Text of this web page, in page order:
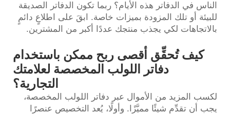
الناس في الدفاتر هذه الأيام؟ ربما تكون الدفاتر الصديقة
للبيئة أو تلك المزودة بميزات خاصة. ابقَ على اطلاعٍ دائمٍ
بالاتجاهات لكي يجذب منتجك عددًا أكبر من المشترين.
كيف تُحقِّق أقصى ربح ممكن باستخدام
دفاتر اللولب المخصصة لعلامتك
التجارية؟
لكسب المزيد من الأموال عبر دفاتر اللولب المخصصة،
يجب أن تقدِّم شيئًا مميَّزًا. وأولًا، يُعد التخصيص عنصرًا